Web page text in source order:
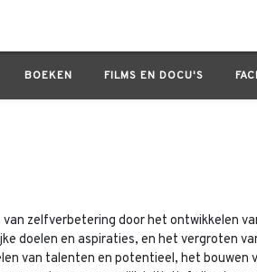
BOEKEN FILMS EN DOCU'S
zelfverbetering door het ontwikkelen
doelen en aspiraties, en het vergroten
van talenten en potentieel, het